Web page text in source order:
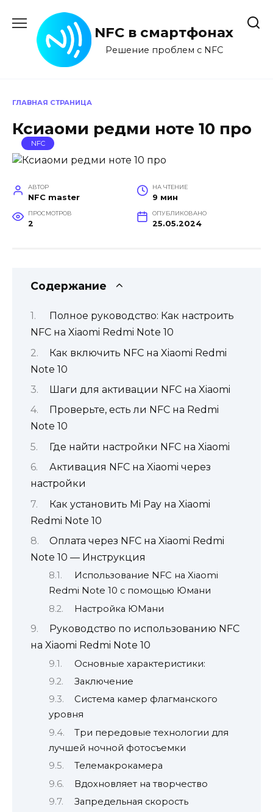
содержанию
NFC в смартфонах
Решение проблем с NFC
ГЛАВНАЯ СТРАНИЦА
Ксиаоми редми ноте 10 про
NFC
АВТОР
NFC master
НА ЧТЕНИЕ
9 мин
ПРОСМОТРОВ
2
ОПУБЛИКОВАНО
25.05.2024
Содержание
Полное руководство: Как настроить
NFC на Xiaomi Redmi Note 10
Как включить NFC на Xiaomi Redmi
Note 10
Шаги для активации NFC на Xiaomi
Проверьте, есть ли NFC на Redmi
Note 10
Где найти настройки NFC на Xiaomi
Активация NFC на Xiaomi через
настройки
Как установить Mi Pay на Xiaomi
Redmi Note 10
Оплата через NFC на Xiaomi Redmi
Note 10 — Инструкция
Использование NFC на Xiaomi
Redmi Note 10 с помощью Юмани
Настройка ЮМани
Руководство по использованию NFC
на Xiaomi Redmi Note 10
Основные характеристики:
Заключение
Система камер флагманского
уровня
Три передовые технологии для
лучшей ночной фотосъемки
Телемакрокамера
Вдохновляет на творчество
Запредельная скорость